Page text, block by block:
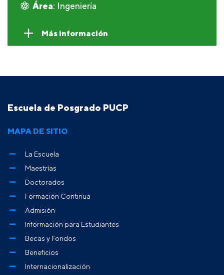
Área: Ingeniería
Más información
Escuela de Posgrado PUCP
MAPA DE SITIO
La Escuela
Maestrías
Doctorados
Formación Continua
Admisión
Información para Estudiantes
Becas y Fondos
Beneficios
Internacionalización